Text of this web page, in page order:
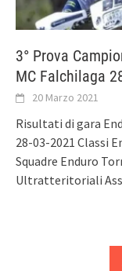
3° Prova
MC Falchilaga
20 Marzo 2021
Risultati di gara
28-03-2021 Classi
Squadre Enduro
Ultratteritoriali